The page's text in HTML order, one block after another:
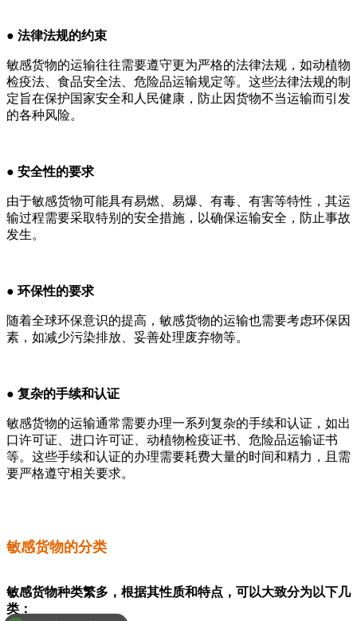
● 法律法规的约束
敏感货物的运输往往需要遵守更为严格的法律法规，如动植物
检疫法、食品安全法、危险品运输规定等。这些法律法规的制
定旨在保护国家安全和人民健康，防止因货物不当运输而引发
的各种风险。
● 安全性的要求
由于敏感货物可能具有易燃、易爆、有毒、有害等特性，其运
输过程需要采取特别的安全措施，以确保运输安全，防止事故
发生。
● 环保性的要求
随着全球环保意识的提高，敏感货物的运输也需要考虑环保因
素，如减少污染排放、妥善处理废弃物等。
● 复杂的手续和认证
敏感货物的运输通常需要办理一系列复杂的手续和认证，如出
口许可证、进口许可证、动植物检疫证书、危险品运输证书
等。这些手续和认证的办理需要耗费大量的时间和精力，且需
要严格遵守相关要求。
敏感货物的分类
敏感货物种类繁多，根据其性质和特点，可以大致分为以下几
类：
VAT注册优惠咨询